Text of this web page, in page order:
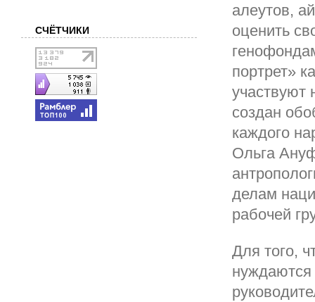
алеутов,
оценить
портрет»
участвуют
создан
каждого
Ольга
делам
рабочей
Для того,
нуждаются
СЧЁТЧИКИ